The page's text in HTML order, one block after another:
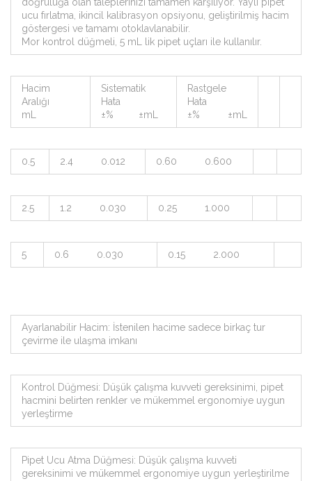
doğruluğa olan taleplerinizi tamamen karşılıyor. Yaylı pipet
ucu fırlatma, ikincil kalibrasyon opsiyonu, geliştirilmiş hacim
göstergesi ve tamamı otoklavlanabilir.
Mor kontrol düğmeli, 5 mL lik pipet uçları ile kullanılır.
Hacim
Aralığı
mL
Sistematik
Hata
±% ±mL
Rastgele
Hata
±% ±mL
0.5 2.4 0.012 0.60 0.600
2.5 1.2 0.030 0.25 1.000
5 0.6 0.030 0.15 2.000
Ayarlanabilir Hacim: İstenilen hacime sadece birkaç tur
çevirme ile ulaşma imkanı
Kontrol Düğmesi: Düşük çalışma kuvveti gereksinimi, pipet
hacmini belirten renkler ve mükemmel ergonomiye uygun
yerleştirme
Pipet Ucu Atma Düğmesi: Düşük çalışma kuvveti
gereksinimi ve mükemmel ergonomiye uygun yerleştirilme